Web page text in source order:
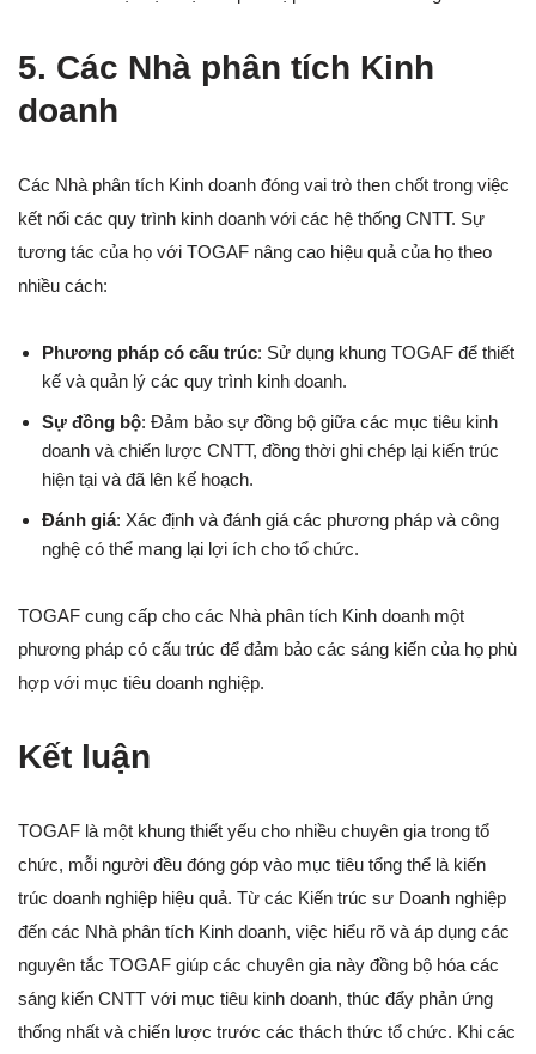
5. Các Nhà phân tích Kinh
doanh
Các Nhà phân tích Kinh doanh đóng vai trò then chốt trong việc
kết nối các quy trình kinh doanh với các hệ thống CNTT. Sự
tương tác của họ với TOGAF nâng cao hiệu quả của họ theo
nhiều cách:
Phương pháp có cấu trúc: Sử dụng khung TOGAF để thiết
kế và quản lý các quy trình kinh doanh.
Sự đồng bộ: Đảm bảo sự đồng bộ giữa các mục tiêu kinh
doanh và chiến lược CNTT, đồng thời ghi chép lại kiến trúc
hiện tại và đã lên kế hoạch.
Đánh giá: Xác định và đánh giá các phương pháp và công
nghệ có thể mang lại lợi ích cho tổ chức.
TOGAF cung cấp cho các Nhà phân tích Kinh doanh một
phương pháp có cấu trúc để đảm bảo các sáng kiến của họ phù
hợp với mục tiêu doanh nghiệp.
Kết luận
TOGAF là một khung thiết yếu cho nhiều chuyên gia trong tổ
chức, mỗi người đều đóng góp vào mục tiêu tổng thể là kiến
trúc doanh nghiệp hiệu quả. Từ các Kiến trúc sư Doanh nghiệp
đến các Nhà phân tích Kinh doanh, việc hiểu rõ và áp dụng các
nguyên tắc TOGAF giúp các chuyên gia này đồng bộ hóa các
sáng kiến CNTT với mục tiêu kinh doanh, thúc đẩy phản ứng
thống nhất và chiến lược trước các thách thức tổ chức. Khi các